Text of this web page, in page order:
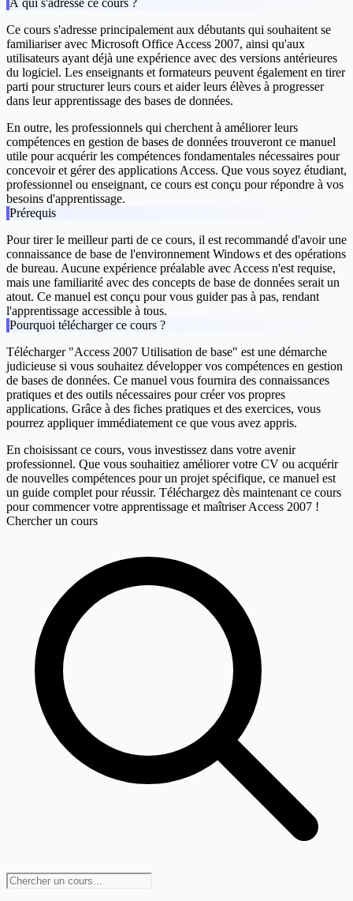
À qui s'adresse ce cours ?
Ce cours s'adresse principalement aux débutants qui souhaitent se
familiariser avec Microsoft Office Access 2007, ainsi qu'aux
utilisateurs ayant déjà une expérience avec des versions antérieures
du logiciel. Les enseignants et formateurs peuvent également en tirer
parti pour structurer leurs cours et aider leurs élèves à progresser
dans leur apprentissage des bases de données.
En outre, les professionnels qui cherchent à améliorer leurs
compétences en gestion de bases de données trouveront ce manuel
utile pour acquérir les compétences fondamentales nécessaires pour
concevoir et gérer des applications Access. Que vous soyez étudiant,
professionnel ou enseignant, ce cours est conçu pour répondre à vos
besoins d'apprentissage.
Prérequis
Pour tirer le meilleur parti de ce cours, il est recommandé d'avoir une
connaissance de base de l'environnement Windows et des opérations
de bureau. Aucune expérience préalable avec Access n'est requise,
mais une familiarité avec des concepts de base de données serait un
atout. Ce manuel est conçu pour vous guider pas à pas, rendant
l'apprentissage accessible à tous.
Pourquoi télécharger ce cours ?
Télécharger "Access 2007 Utilisation de base" est une démarche
judicieuse si vous souhaitez développer vos compétences en gestion
de bases de données. Ce manuel vous fournira des connaissances
pratiques et des outils nécessaires pour créer vos propres
applications. Grâce à des fiches pratiques et des exercices, vous
pourrez appliquer immédiatement ce que vous avez appris.
En choisissant ce cours, vous investissez dans votre avenir
professionnel. Que vous souhaitiez améliorer votre CV ou acquérir
de nouvelles compétences pour un projet spécifique, ce manuel est
un guide complet pour réussir. Téléchargez dès maintenant ce cours
pour commencer votre apprentissage et maîtriser Access 2007 !
Chercher un cours